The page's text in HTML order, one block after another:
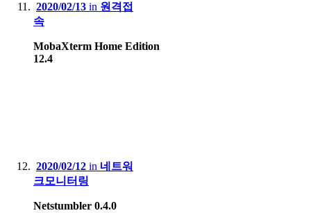
2020/02/13 in 원격접
속
MobaXterm Home Edition
12.4
2020/02/12 in 네트워
크모니터링
Netstumbler 0.4.0